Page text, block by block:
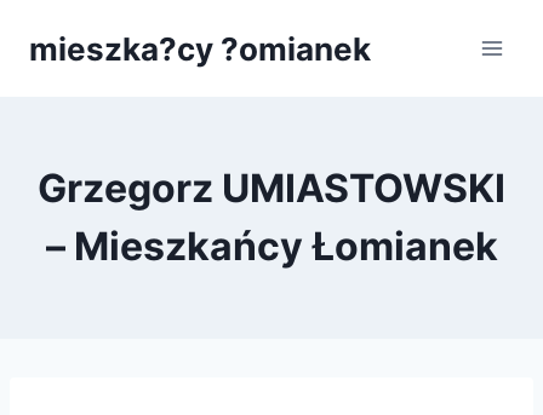
mieszka?cy ?omianek
Grzegorz UMIASTOWSKI
– Mieszkańcy Łomianek